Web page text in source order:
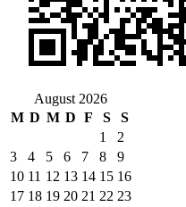
August 2026
M D M D F S
S
1
2
3
4 5 6 7 8
9
10 11 12 13 14 15 16
17 18 19 20 21 22 23